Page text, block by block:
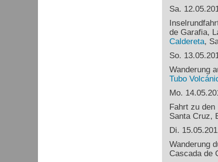
Sa.
de Garafia,
Caldereta,
So.
Wanderung
Tubo
Mo.
Fahrt zu
Santa Cruz,
Di.
Wanderung
Cascada de